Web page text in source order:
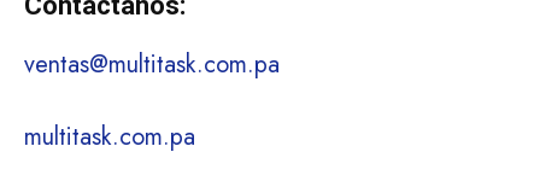
ventas@multitask.com.pa
multitask.com.pa